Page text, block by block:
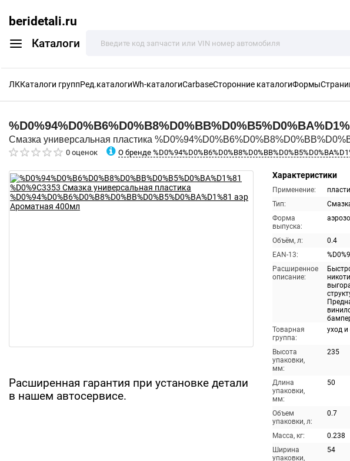
beridetali.ru
Каталоги
ЛККаталоги группРед.каталогиWh-каталогиCarbaseСторонние каталогиФормы
Смазка универсальная пластика
0 оценок О бренде
Расширенная гарантия при установке детали
в нашем автосервисе.
Характеристики
Применение:
Тип:
Форма
выпуска:
Объём, л:
0.4
EAN-13:
Расширенное
описание:
Товарная
группа:
уход и
Высота
упаковки,
мм:
235
Длина
упаковки,
мм:
50
Объем
упаковки, л:
0.7
Масса, кг:
0.238
Ширина
упаковки,
54